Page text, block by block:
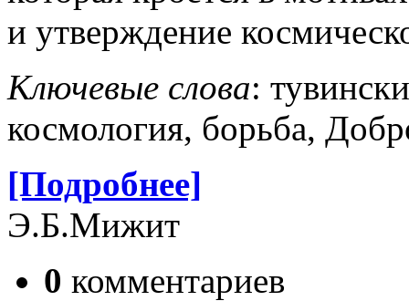
и утверждение
Ключевые слова:
космология, борьба,
[Подробнее]
Э.Б.Мижит
0 комментариев